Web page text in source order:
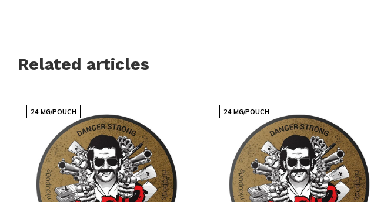
Wacht niet langer en ervaar de unieke sensatie vanKICK Icy Mint Extra Strong. Met zijn
voor elke liefhebber van nicotinezakjes. Bestel nu en sluit je aan bij de wereldwijde
nicotineproducten. Mis deze kans niet om je nieuwe favoriet te ontdekken!
Related articles
24 MG/POUCH 24 MG/POUCH